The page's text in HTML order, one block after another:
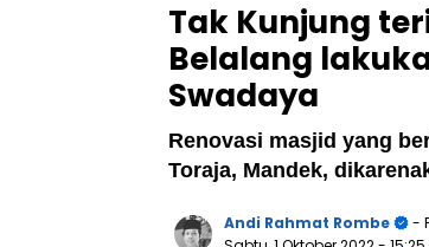
Tak Kunjung
Belalang
Swadaya
Renovasi masjid yang
Toraja, Mandek,
Andi Rahmat Rombe
-